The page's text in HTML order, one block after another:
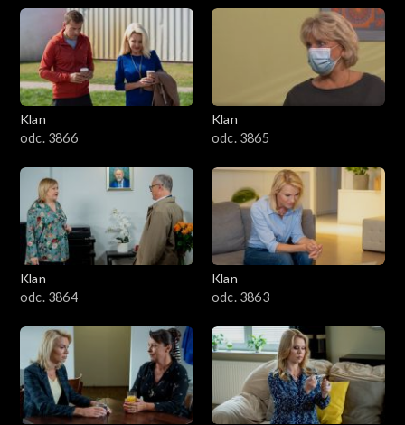
Klan
odc. 3866
Klan
odc. 3865
Klan
odc. 3864
Klan
odc. 3863